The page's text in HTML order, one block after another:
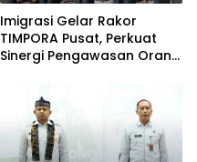
Imigrasi Gelar Rakor
TIMPORA Pusat, Perkuat
Sinergi Pengawasan Orang